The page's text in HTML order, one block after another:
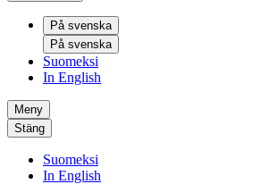
På svenska
På svenska
Suomeksi
In English
Meny
Stäng
Suomeksi
In English